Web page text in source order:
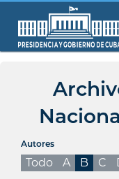
Autores
Todo A B C